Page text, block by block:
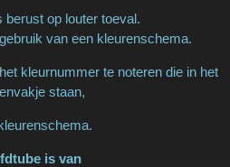
berust op louter toeval.
van een kleurenschema.
kleurnummer te noteren die in het
staan,
is van